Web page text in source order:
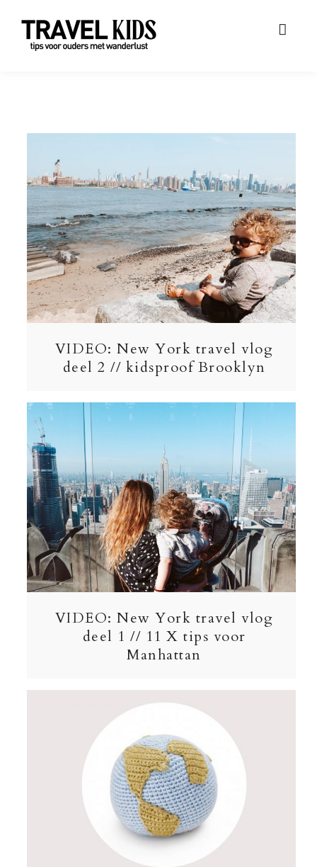
VIDEO: New York travel vlog
deel 2 // kidsproof Brooklyn
VIDEO: New York travel vlog
deel 1 // 11 X tips voor
Manhattan